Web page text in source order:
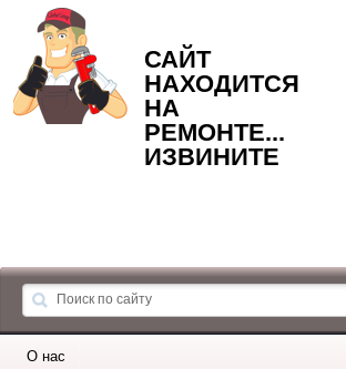
САЙТ
НАХОДИТСЯ
НА
РЕМОНТЕ...
ИЗВИНИТЕ
О нас